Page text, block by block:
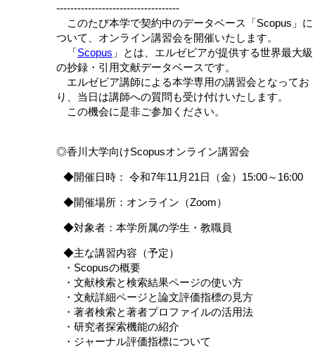
-----------------------------------
このたび本学で契約中のデータベース「Scopus」に
ついて、オンライン講習会を開催いたします。
「Scopus 」とは、エルゼビアが提供する世界最大級
の抄録・引用文献データベースです。
エルゼビア講師による本学専用の講習会となってお
り、当日は講師への質問も受け付けいたします。
この機会に是非ご参加ください。
◎香川大学向けScopusオンライン講習会
◆開催日時： 令和7年11月21日（金）15:00～16:00
◆開催場所：オンライン（Zoom）
◆対象者：本学所属の学生・教職員
◆主な講習内容（予定）
・Scopusの概要
・文献検索と検索結果ページの使い方
・文献詳細ページと論文評価指標の見方
・著者検索と著者プロファイルの活用法
・研究者探索機能の紹介
・ジャーナル評価指標について